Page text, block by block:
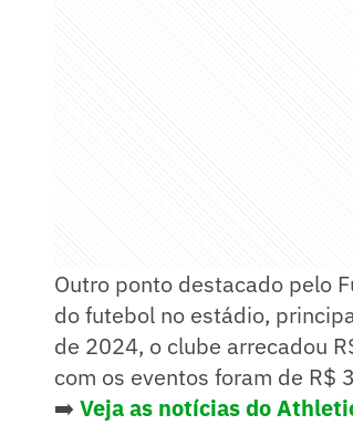
Outro ponto destacado pelo
do futebol no estádio,
de 2024, o clube arrecadou
com os eventos foram de R$
➡️ Veja as notícias do